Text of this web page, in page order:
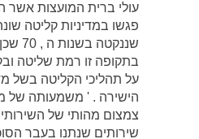
פגשו במדיניות קליטה
בתקופה זו רמת שליטה
על תהליכי הקליטה בשל
הישירה . ' משמעותה של
צמצום מהותי של
שירותים שנתנו בעבר